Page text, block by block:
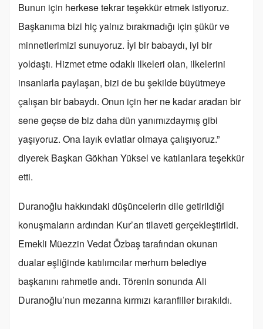
Bunun için herkese tekrar teşekkür etmek istiyoruz.
Başkanıma bizi hiç yalnız bırakmadığı için şükür ve
minnetlerimizi sunuyoruz. İyi bir babaydı, iyi bir
yoldaştı. Hizmet etme odaklı ilkeleri olan, ilkelerini
insanlarla paylaşan, bizi de bu şekilde büyütmeye
çalışan bir babaydı. Onun için her ne kadar aradan bir
sene geçse de biz daha dün yanımızdaymış gibi
yaşıyoruz. Ona layık evlatlar olmaya çalışıyoruz.”
diyerek Başkan Gökhan Yüksel ve katılanlara teşekkür
etti.
Duranoğlu hakkındaki düşüncelerin dile getirildiği
konuşmaların ardından Kur’an tilaveti gerçekleştirildi.
Emekli Müezzin Vedat Özbaş tarafından okunan
dualar eşliğinde katılımcılar merhum belediye
başkanını rahmetle andı. Törenin sonunda Ali
Duranoğlu’nun mezarına kırmızı karanfiller bırakıldı.